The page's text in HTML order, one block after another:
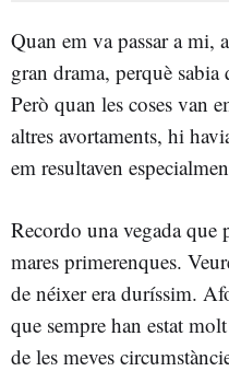
Quan em va passar a
gran drama, perquè
Però quan les coses van
altres avortaments, hi
em resultaven
Recordo una vegada que
mares primerenques.
de néixer era duríssim.
que sempre han estat
de les meves